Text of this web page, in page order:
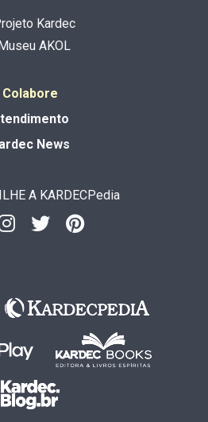
Kardec
AKOL
Colabore
News
A KARDECPedia